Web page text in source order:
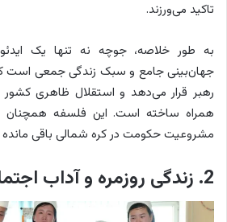
تاکید می‌ورزند.
به طور خلاصه، جوچه نه تنها یک
جهان‌بینی جامع و سبک زندگی جمعی است
رهبر قرار می‌دهد و استقلال ظاهری کشور
همراه ساخته است. این فلسفه
مشروعیت حکومت در کره شمالی باقی
2. زندگی روزمره و آداب اجتماعی